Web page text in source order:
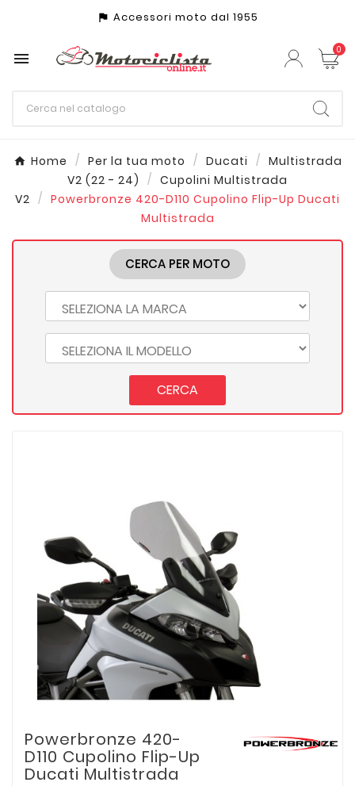
assistant_photo Accessori moto dal 1955
 0
Home Per la tua moto Ducati
Multistrada
V2 (22 - 24)
Cupolini Multistrada
V2
Powerbronze 420-D110 Cupolino Flip-Up Ducati
Multistrada
CERCA PER MOTO
CERCA
Powerbronze 420-
D110 Cupolino Flip-Up
Ducati Multistrada